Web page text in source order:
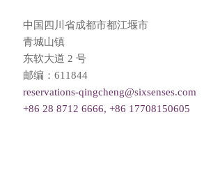
中国四川省成都市都江堰市
青城山镇
东软大道 2 号
邮编：611844
reservations-qingcheng@sixsenses.com
+86 28 8712 6666, +86 17708150605